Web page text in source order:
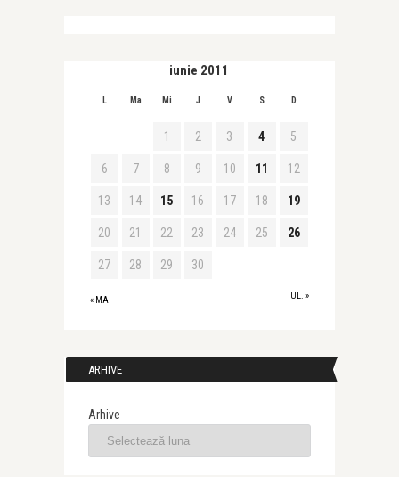
iunie 2011
L Ma Mi J V S D
« MAI IUL. »
1 2 3 4 5
6 7 8 9 10 11 12
13 14 15 16 17 18 19
20 21 22 23 24 25 26
27 28 29 30
ARHIVE
Arhive